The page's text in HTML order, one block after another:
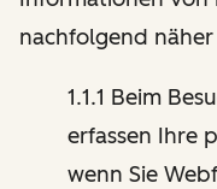
nachfolgend
1.1.1 Beim
erfassen Ihre
wenn Sie